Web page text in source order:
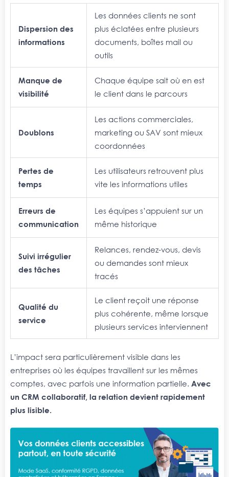
Dispersion des
informations
Les données clients ne sont
plus éclatées entre plusieurs
documents, boîtes mail ou
outils
Manque de
visibilité
Chaque équipe sait où en est
le client dans le parcours
Doublons
Les actions commerciales,
marketing ou SAV sont mieux
coordonnées
Pertes de
temps
L es utilisateurs retrouvent plus
vite les informations utiles
Erreurs de
communication
L es équipes s’appuient sur un
même historique
Suivi irrégulier
des tâches
Relances, rendez-vous, devis
ou demandes sont mieux
tracés
Qualité du
service
Le client reçoit une réponse
plus cohérente, même lorsque
plusieurs services interviennent
L’impact sera particulièrement visible dans les
entreprises où les équipes travaillent sur les mêmes
comptes, avec parfois une information partielle. Avec
un CRM collaboratif, la relation devient rapidement
plus lisible.